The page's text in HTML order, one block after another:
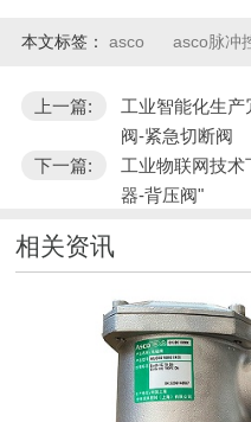
本文标签： asco asco脉冲
上一篇:
工业智能化生
阀-紧急切断阀
下一篇:
工业物联网技
器-背压阀"
相关资讯